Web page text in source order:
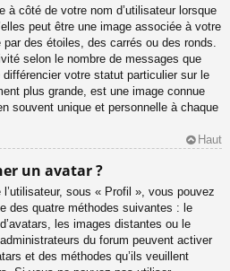
à côté de votre nom d’utilisateur lorsque
peut être une image associée à votre
des étoiles, des carrés ou des ronds.
selon le nombre de messages que
votre statut particulier sur le
plus grande, est une image connue
souvent unique et personnelle à chaque
Haut
un avatar ?
sous « Profil », vous pouvez
des quatre méthodes suivantes : le
les images distantes ou le
du forum peuvent activer
et des méthodes qu’ils veuillent